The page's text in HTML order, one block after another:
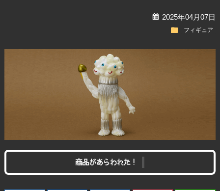
calendar2025年04月07日
folder フィギュア
商品があらわれた！